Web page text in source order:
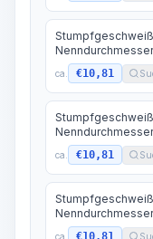
ca. €10,81
ca. €10,81
ca. €10,81